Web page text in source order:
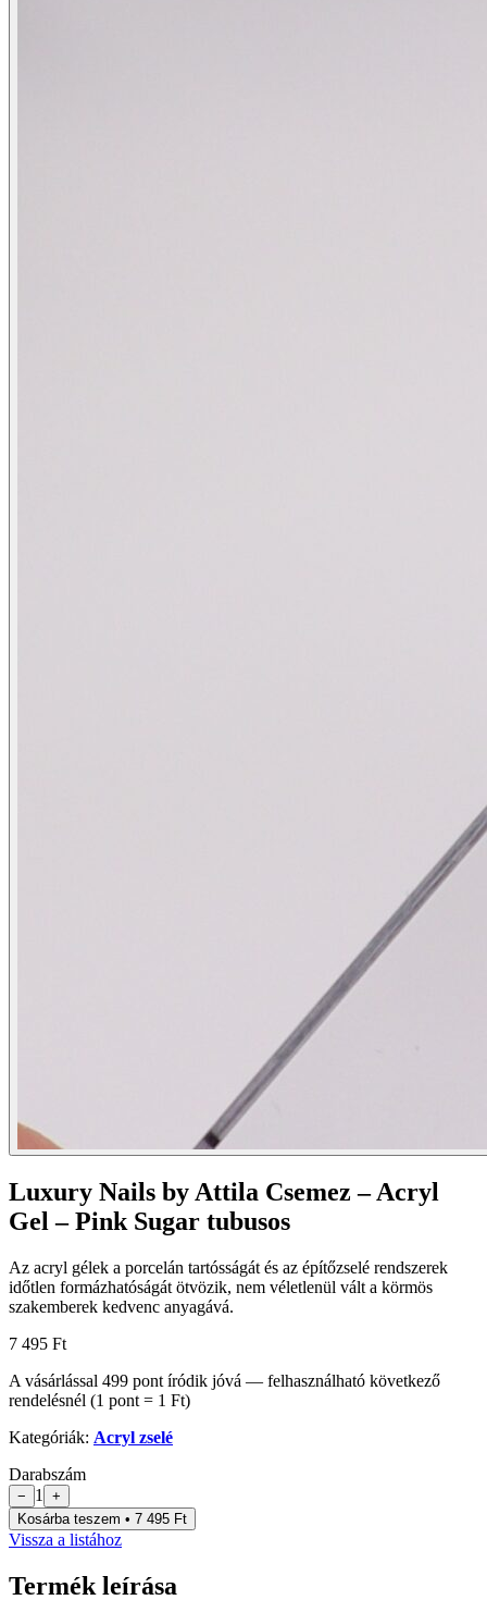
Luxury Nails by Attila Csemez – Acryl
Gel – Pink Sugar tubusos
Az acryl gélek a porcelán tartósságát és az építőzselé rendszerek
időtlen formázhatóságát ötvözik, nem véletlenül vált a körmös
szakemberek kedvenc anyagává.
7 495 Ft
A vásárlással 499 pont íródik jóvá — felhasználható következő
rendelésnél (1 pont = 1 Ft)
Kategóriák: Acryl zselé
Darabszám
− 1
+
Kosárba teszem • 7 495 Ft
Vissza a listához
Termék leírása